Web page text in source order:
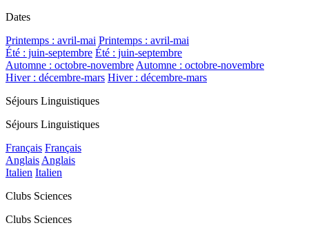
Dates
Printemps : avril-mai Printemps : avril-mai
Été : juin-septembre Été : juin-septembre
Automne : octobre-novembre Automne : octobre-novembre
Hiver : décembre-mars Hiver : décembre-mars
Séjours Linguistiques
Séjours Linguistiques
Français Français
Anglais Anglais
Italien Italien
Clubs Sciences
Clubs Sciences